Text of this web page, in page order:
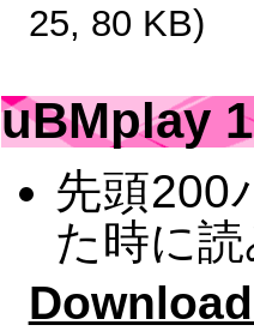
25, 80 KB)
uBMplay
先頭200
た時に